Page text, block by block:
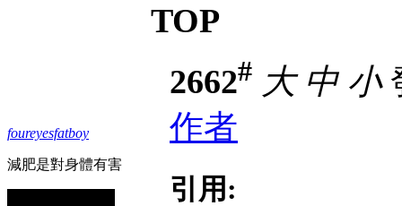
TOP
foureyesfatboy
減肥是對身體有害
2662# 大 中 小
作者
引用: